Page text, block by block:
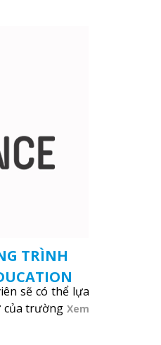
TRÌNH
sẽ có thể lựa
của trường Xem